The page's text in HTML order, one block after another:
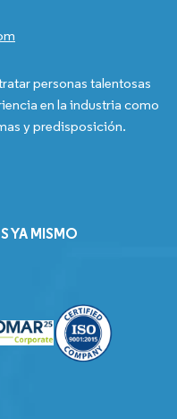
personas talentosas
en la industria como
y predisposición.
YA MISMO